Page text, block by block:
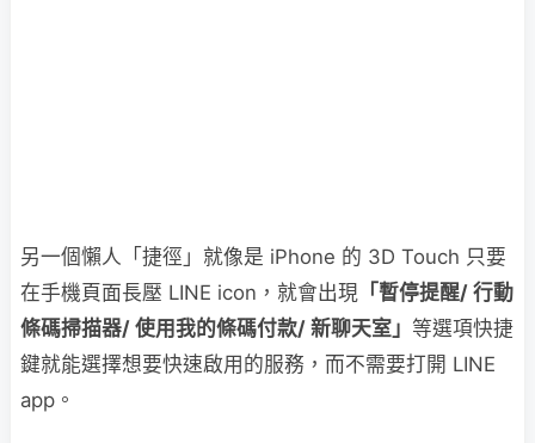
另一個懶人「捷徑」就像是 iPhone 的 3D Touch 只要
在手機頁面長壓 LINE icon，就會出現 「暫停提醒/ 行動
條碼掃描器/ 使用我的條碼付款/ 新聊天室」 等選項快捷
鍵就能選擇想要快速啟用的服務，而不需要打開 LINE
app。